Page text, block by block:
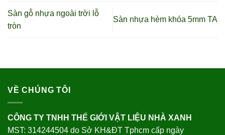
Sàn gỗ nhựa ngoài trời lỗ
tròn
Sàn nhựa hèm khóa 5mm TA
VỀ CHÚNG TÔI
CÔNG TY TNHH THẾ GIỚI VẬT LIỆU NHÀ XANH
MST: 314244504 do Sở KH&ĐT Tphcm cấp ngày